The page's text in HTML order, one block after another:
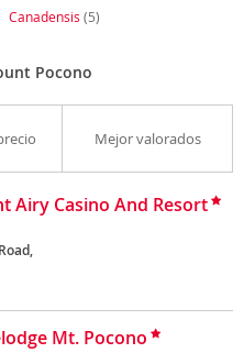
Canadensis (5)
Pocono
Mejor valorados
Airy Casino And Resort
Mt. Pocono